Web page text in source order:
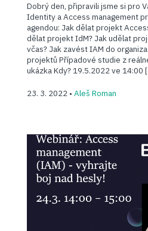
Dobrý den, připravili jsme si pro
Identity a Access management
agendou: Jak dělat projekt
dělat projekt IdM? Jak udělat
včas? Jak zavést IAM do
projektů Případové studie z
ukázka Kdy? 19.5.2022 ve 14:00
23. 3. 2022 • Aleš Roman